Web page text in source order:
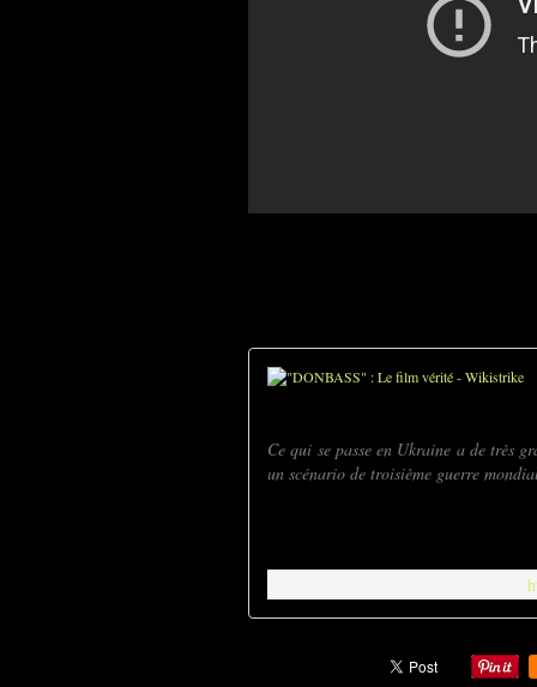
Ce qui se passe en Ukraine a de très
un scénario de troisième guerre